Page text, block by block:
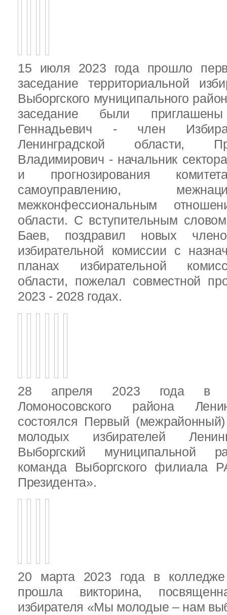
15 июля 2023 года прошло
заседание территориальной
Выборгского муниципального
заседание были
Геннадьевич - член
Ленинградской области,
Владимирович - начальник
и прогнозирования
самоуправлению,
межконфессиональным
области. С вступительным
Баев, поздравил новых
избирательной комиссии с
планах избирательной
области, пожелал совместной
2023 - 2028 годах.
28 апреля 2023 года в
Ломоносовского района
состоялся Первый
молодых избирателей
Выборгский муниципальной
команда Выборгского филиала
Президента».
20 марта 2023 года в колледже
прошла викторина,
избирателя «Мы молодые – нам